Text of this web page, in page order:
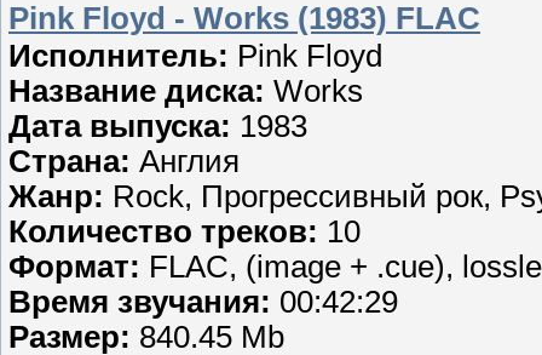
Pink Floyd - Works (1983) FLAC
Исполнитель: Pink Floyd
Название диска: Works
Дата выпуска: 1983
Страна: Англия
Жанр: Rock, Прогрессивный рок,
Количество треков: 10
Формат: FLAC, (image + .cue),
Время звучания: 00:42:29
Размер: 840.45 Mb